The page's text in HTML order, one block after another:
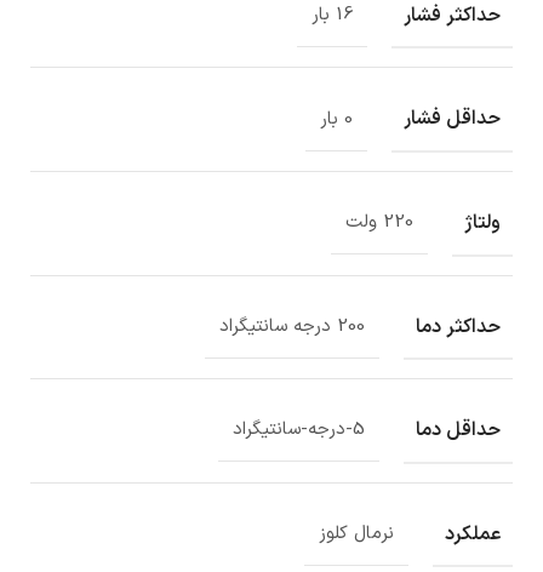
حداکثر فشار 16 بار
حداقل فشار 0 بار
ولتاژ 220 ولت
حداکثر دما 200 درجه سانتیگراد
حداقل دما 5-درجه-سانتیگراد
عملکرد نرمال کلوز